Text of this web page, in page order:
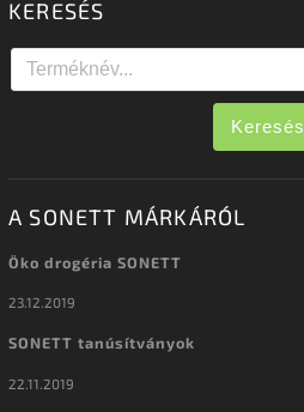
KERESÉS
Keresés
A SONETT MÁRKÁRÓL
Öko drogéria SONETT
23.12.2019
SONETT tanúsítványok
22.11.2019